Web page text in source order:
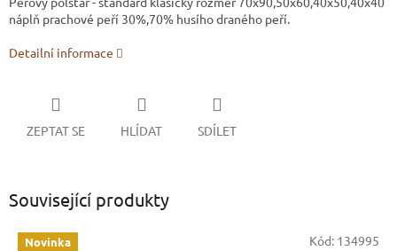
náplň prachové peří 30%,70% husího draného peří.
Detailní informace
ZEPTAT SE HLÍDAT SDÍLET
Související produkty
Novinka Kód: 134995